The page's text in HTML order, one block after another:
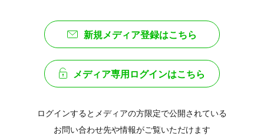
新規メディア登録はこちら
メディア専用ログインはこちら
ログインするとメディアの方限定で公開されている
お問い合わせ先や情報がご覧いただけます